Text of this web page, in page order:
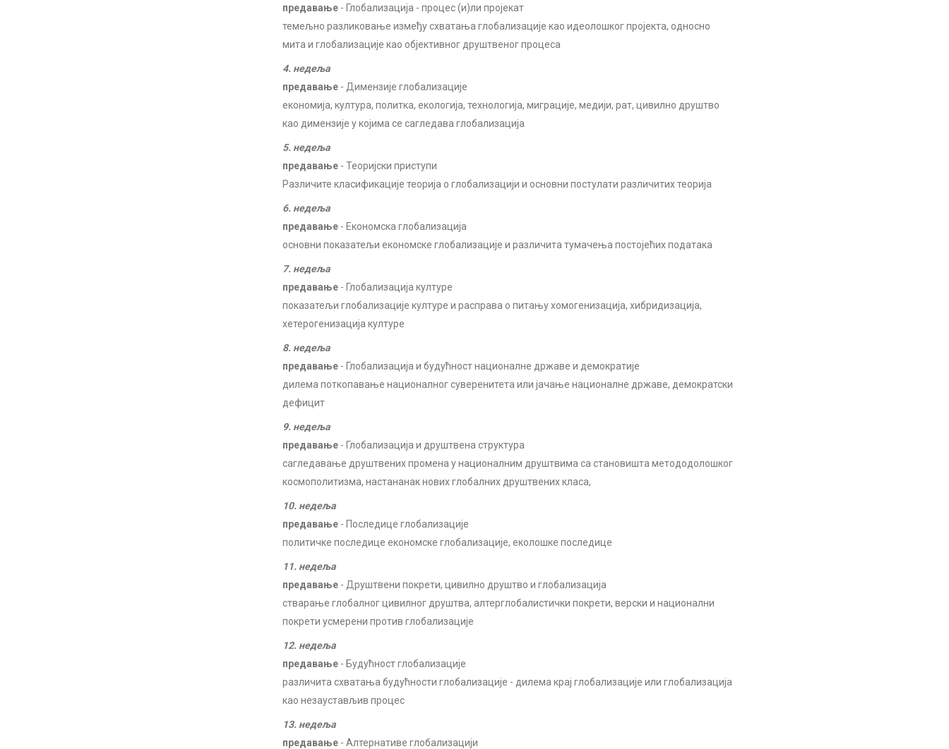
предавање - Глобализација - процес (и)ли пројекат
темељно разликовање између схватања глобализације као идеолошког пројекта, односно
мита и глобализације као објективног друштвеног процеса
4. недеља
предавање - Димензије глобализације
економија, култура, политка, екологија, технологија, миграције, медији, рат, цивилно друштво
као димензије у којима се сагледава глобализација
5. недеља
предавање - Теоријски приступи
Различите класификације теорија о глобализацији и основни постулати различитих теорија
6. недеља
предавање - Економска глобализација
основни показатељи економске глобализације и различита тумачења постојећих података
7. недеља
предавање - Глобализација културе
показатељи глобализације културе и расправа о питању хомогенизација, хибридизација,
хетерогенизација културе
8. недеља
предавање - Глобализација и будућност националне државе и демократије
дилема поткопавање националног суверенитета или јачање националне државе, демократски
дефицит
9. недеља
предавање - Глобализација и друштвена структура
сагледавање друштвених промена у националним друштвима са становишта метододолошког
космополитизма, настананак нових глобалних друштвених класа,
10. недеља
предавање - Последице глобализације
политичке последице економске глобализације, еколошке последице
11. недеља
предавање - Друштвени покрети, цивилно друштво и глобализација
стварање глобалног цивилног друштва, алтерглобалистички покрети, верски и национални
покрети усмерени против глобализације
12. недеља
предавање - Будућност глобализације
различита схватања будућности глобализације - дилема крај глобализације или глобализација
као незаустављив процес
13. недеља
предавање - Алтернативе глобализацији